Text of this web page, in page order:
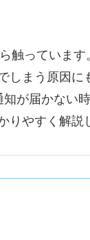
触っています
しまう原因に
が届かない
やすく解説